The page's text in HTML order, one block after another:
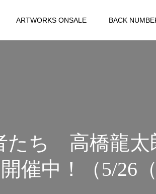
ARTWORKS ONSALE BACK
たち 高橋龍
催中！（5/26